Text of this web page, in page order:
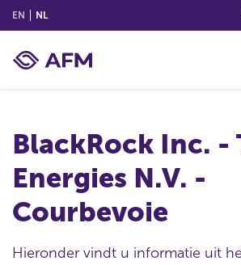
EN (ENGLISH)
NL(NEDERLANDS (NEDERLAND))
BlackRock Inc. -
Energies N.V. -
Courbevoie
Hieronder vindt u informatie uit